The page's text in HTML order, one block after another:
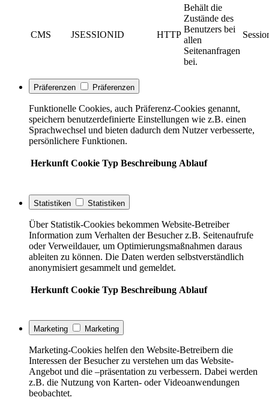
CMS JSESSIONID HTTP
Behält die
Zustände des
Benutzers bei
allen
Seitenanfragen
bei.
Präferenzen Präferenzen
Funktionelle Cookies, auch Präferenz-Cookies genannt,
speichern benutzerdefinierte Einstellungen wie z.B. einen
Sprachwechsel und bieten dadurch dem Nutzer verbesserte,
persönlichere Funktionen.
Herkunft Cookie Typ Beschreibung Ablauf
Statistiken Statistiken
Über Statistik-Cookies bekommen Website-Betreiber
Information zum Verhalten der Besucher z.B. Seitenaufrufe
oder Verweildauer, um Optimierungsmaßnahmen daraus
ableiten zu können. Die Daten werden selbstverständlich
anonymisiert gesammelt und gemeldet.
Herkunft Cookie Typ Beschreibung Ablauf
Marketing Marketing
Marketing-Cookies helfen den Website-Betreibern die
Interessen der Besucher zu verstehen um das Website-
Angebot und die –präsentation zu verbessern. Dabei werden
z.B. die Nutzung von Karten- oder Videoanwendungen
beobachtet.